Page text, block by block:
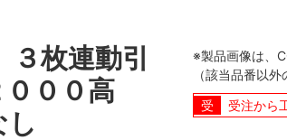
枚連動引
００高
※製品画像は、
（該当品番以
受注から